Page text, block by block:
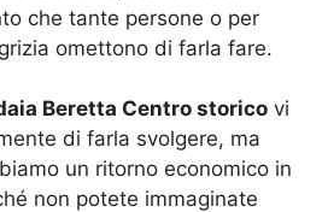
che tante persone o per
omettono di farla fare.
Beretta Centro storico vi
di farla svolgere, ma
un ritorno economico in
non potete immaginate